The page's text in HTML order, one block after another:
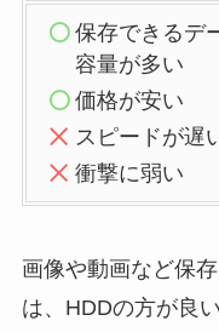
保存できるデ
容量が多い
価格が安い
スピードが遅
衝撃に弱い
画像や動画など保
は、HDDの方が良